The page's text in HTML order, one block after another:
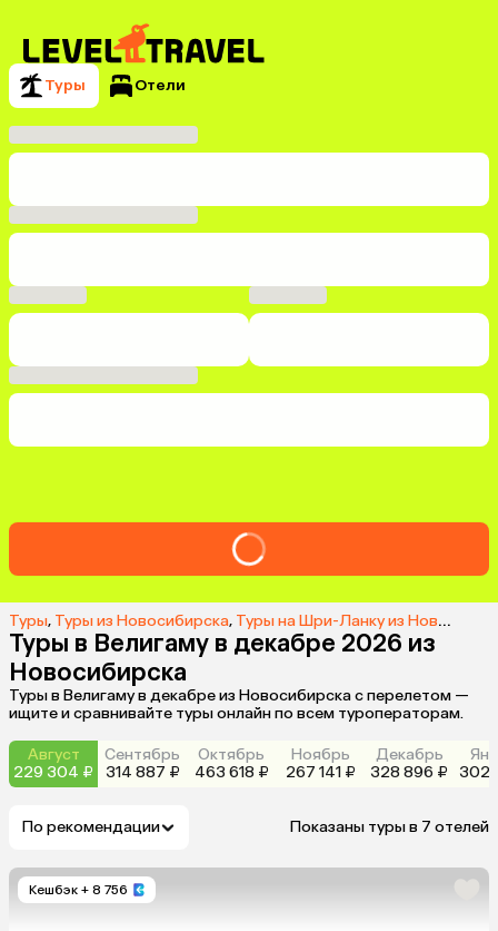
Туры Отели
Туры, Туры из Новосибирска, Туры на Шри-Ланку из Новосибирска
Туры в Велигаму в декабре 2026 из
Новосибирска
Туры в Велигаму в декабре из Новосибирска с перелетом —
ищите и сравнивайте туры онлайн по всем туроператорам.
Август
229 304 ₽
Сентябрь
314 887 ₽
Октябрь
463 618 ₽
Ноябрь
267 141 ₽
Декабрь
328 896 ₽
302
По рекомендации Показаны туры в 7 отелей
Кешбэк + 8 756